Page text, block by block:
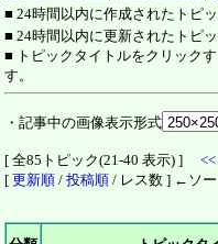
■ 24時間以内に作成されたトピ
■ 24時間以内に更新されたトピ
■ トピックタイトルをクリック
す。
・記事中の画像表示形式
[ 全85トピック(21-40 表示) ] <<
[ 更新順 / 投稿順 / レス数 ] ←ソ